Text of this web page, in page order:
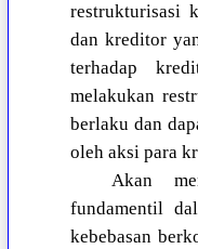
restrukturisasi
dan kreditor
terhadap
melakukan
berlaku dan
oleh aksi para
Akan
fundamentil
kebebasan